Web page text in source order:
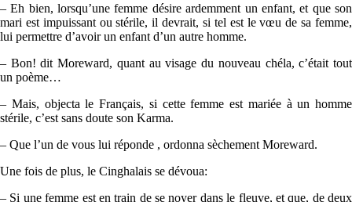
– Eh bien, lorsqu’une femme désire ardemment un enfant, et que son
mari est impuissant ou stérile, il devrait, si tel est le vœu de sa femme,
lui permettre d’avoir un enfant d’un autre homme.
– Bon! dit Moreward, quant au visage du nouveau chéla, c’était tout
un poème…
– Mais, objecta le Français, si cette femme est mariée à un homme
stérile, c’est sans doute son Karma.
– Que l’un de vous lui réponde , ordonna sèchement Moreward.
Une fois de plus, le Cinghalais se dévoua:
– Si une femme est en train de se noyer dans le fleuve, et que, de deux